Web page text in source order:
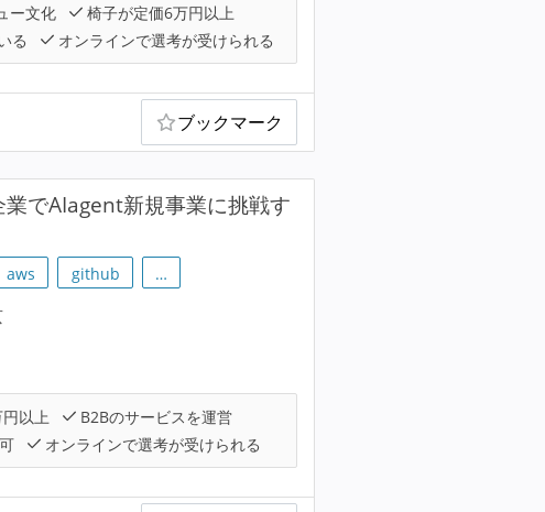
ー文化
椅子が定価6万円以上
る オンラインで選考が受けられる
ブックマーク
でAIagent新規事業に挑戦す
aws github …
以上
B2Bのサービスを運営
オンラインで選考が受けられる